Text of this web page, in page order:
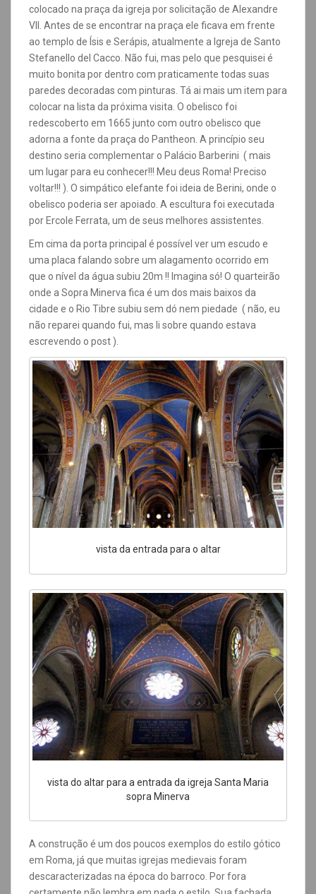
colocado na praça da igreja por solicitação de Alexandre
VII. Antes de se encontrar na praça ele ficava em frente
ao templo de Ísis e Serápis, atualmente a Igreja de Santo
Stefanello del Cacco. Não fui, mas pelo que pesquisei é
muito bonita por dentro com praticamente todas suas
paredes decoradas com pinturas. Tá ai mais um item para
colocar na lista da próxima visita. O obelisco foi
redescoberto em 1665 junto com outro obelisco que
adorna a fonte da praça do Pantheon. A princípio seu
destino seria complementar o Palácio Barberini ( mais
um lugar para eu conhecer!!! Meu deus Roma! Preciso
voltar!!! ). O simpático elefante foi ideia de Berini, onde o
obelisco poderia ser apoiado. A escultura foi executada
por Ercole Ferrata, um de seus melhores assistentes.
Em cima da porta principal é possível ver um escudo e
uma placa falando sobre um alagamento ocorrido em
que o nível da água subiu 20m !! Imagina só! O quarteirão
onde a Sopra Minerva fica é um dos mais baixos da
cidade e o Rio Tibre subiu sem dó nem piedade ( não, eu
não reparei quando fui, mas li sobre quando estava
escrevendo o post ).
vista da entrada para o altar
vista do altar para a entrada da igreja Santa Maria
sopra Minerva
A construção é um dos poucos exemplos do estilo gótico
em Roma, já que muitas igrejas medievais foram
descaracterizadas na época do barroco. Por fora